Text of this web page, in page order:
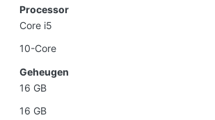
Processor
Core i5
10-Core
Geheugen
16 GB
16 GB